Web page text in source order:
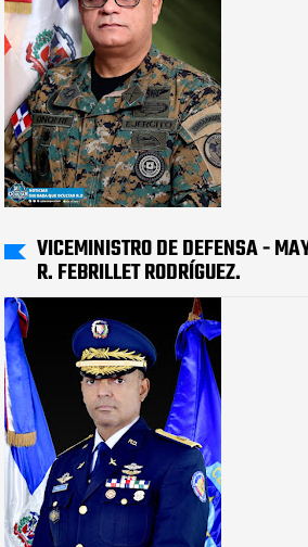
VICEMINISTRO DE DEFENSA -
R. FEBRILLET RODRÍGUEZ.